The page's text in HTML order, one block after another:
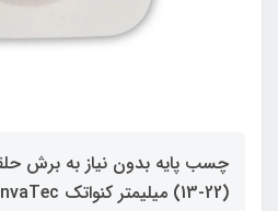
(22-13) میلیمتر کنواتک ConvaTec کد 404592